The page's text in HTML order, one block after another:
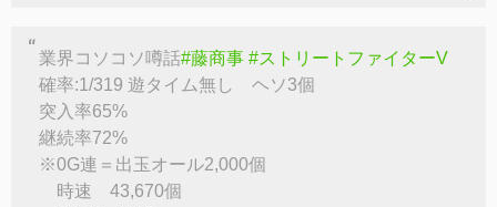
業界コソコソ噂話#藤商事 #ストリートファイターV
確率:1/319 遊タイム無し ヘソ3個
突入率65%
継続率72%
※0G連＝出玉オール2,000個
時速 43,670個